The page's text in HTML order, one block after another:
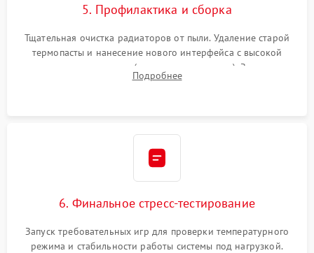
5. Профилактика и сборка
Тщательная очистка радиаторов от пыли. Удаление старой
термопасты и нанесение нового интерфейса с высокой
теплопроводностью (или жидкого металла). Замена
термопрокладок. Аккуратная сборка консоли и подключение
Подробнее
6. Финальное стресс-тестирование
Запуск требовательных игр для проверки температурного
режима и стабильности работы системы под нагрузкой.